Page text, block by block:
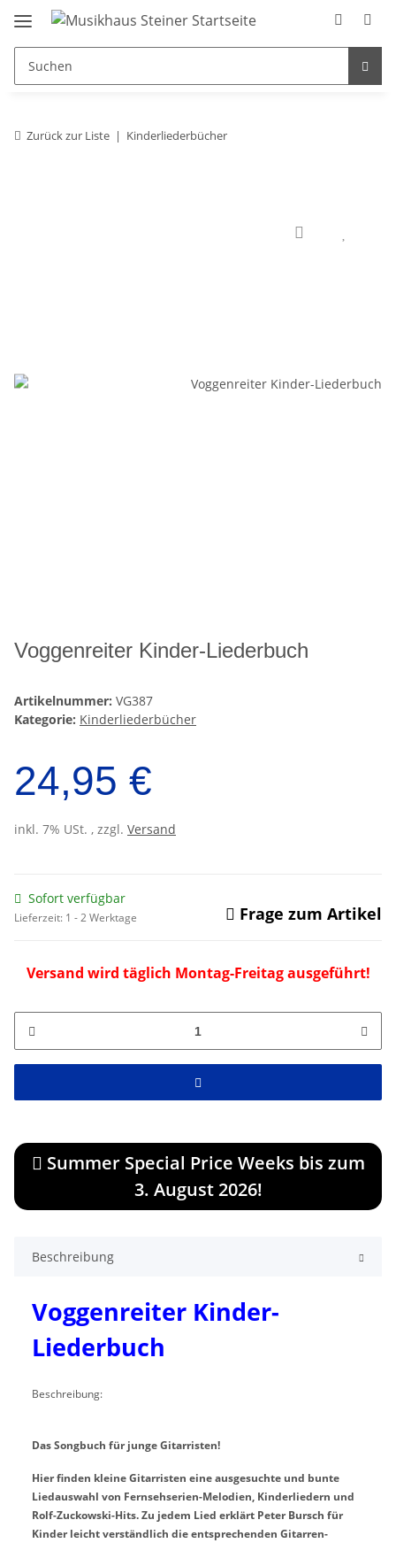
Zurück zur Liste Kinderliederbücher
Voggenreiter Kinder-Liederbuch
Artikelnummer: VG387
Kategorie: Kinderliederbücher
24,95 €
inkl. 7% USt. , zzgl. Versand
Sofort verfügbar
Lieferzeit: 1 - 2 Werktage Frage zum Artikel
Versand wird täglich Montag-Freitag ausgeführt!
Summer Special Price Weeks bis zum
3. August 2026!
Beschreibung
Voggenreiter Kinder-
Liederbuch
Beschreibung:
Das Songbuch für junge Gitarristen!
Hier finden kleine Gitarristen eine ausgesuchte und bunte
Liedauswahl von Fernsehserien-Melodien, Kinderliedern und
Rolf-Zuckowski-Hits. Zu jedem Lied erklärt Peter Bursch für
Kinder leicht verständlich die entsprechenden Gitarren-